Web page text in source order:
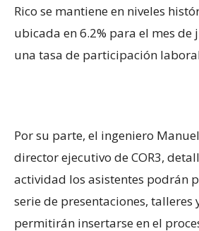
Rico se mantiene en niveles
ubicada en 6.2% para el mes de
una tasa de participación
Por su parte, el ingeniero
director ejecutivo de COR3,
actividad los asistentes podrán
serie de presentaciones, talleres
permitirán insertarse en el